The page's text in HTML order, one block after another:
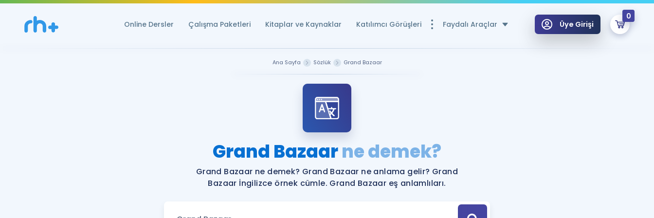
Online Dersler Çalışma Paketleri Kitaplar ve Kaynaklar Katılımcı Görüşleri Faydalı Araçlar
Ücretsiz Kaynaklar
YDS ve YÖKDİL Puan Hesaplama Aracı
YDS ve YÖKDİL'e Hazırlananlar için Öneriler
Tüm ÖSYM Sınavları Tek Takvimde
Üye Girişi
0
Remzi Hoca ile seni sınava hazırlayacak onlarca eğitim seni bekliyor!
Ana Sayfa Sözlük Grand Bazaar
Grand Bazaarne demek?
Grand Bazaar ne demek? Grand Bazaar ne anlama gelir? Grand
Bazaar İngilizce örnek cümle. Grand Bazaar eş anlamlıları.